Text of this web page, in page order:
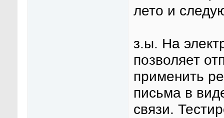
лето и
з.ы. На
позволяет
применить
письма в
связи.